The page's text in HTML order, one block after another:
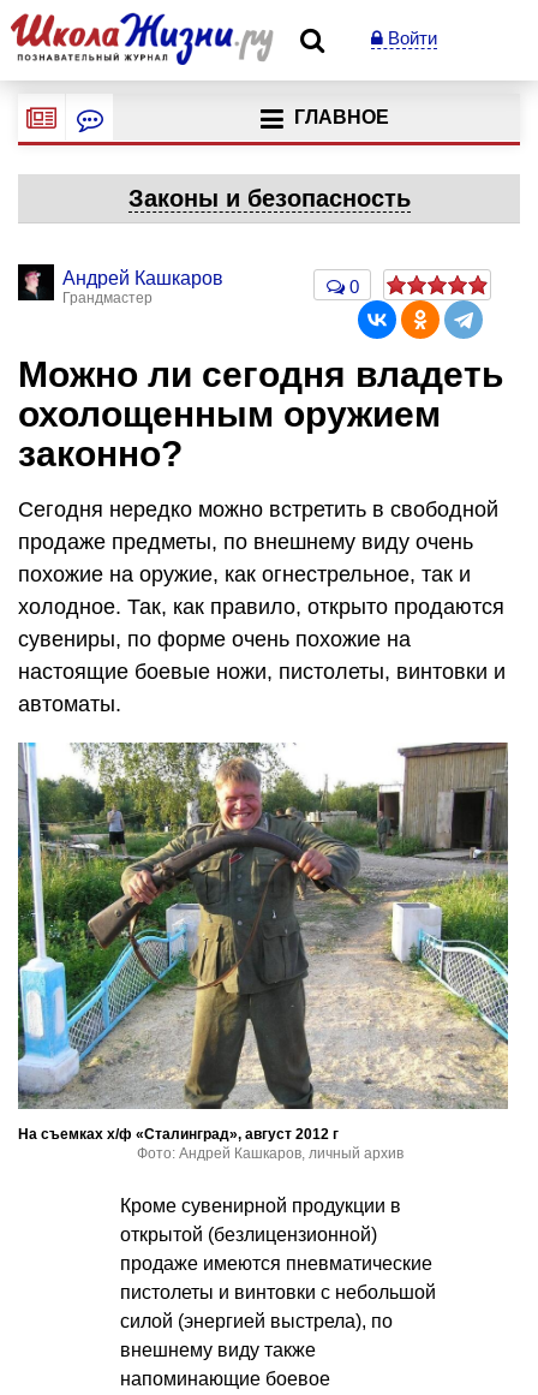
Войти
ГЛАВНОЕ
Законы и безопасность
Андрей Кашкаров
Грандмастер
0
Можно ли сегодня владеть
охолощенным оружием
законно?
Сегодня нередко можно встретить в свободной
продаже предметы, по внешнему виду очень
похожие на оружие, как огнестрельное, так и
холодное. Так, как правило, открыто продаются
сувениры, по форме очень похожие на
настоящие боевые ножи, пистолеты, винтовки и
автоматы.
На съемках х/ф «Сталинград», август 2012 г
Фото: Андрей Кашкаров, личный архив
Кроме сувенирной продукции в
открытой (безлицензионной)
продаже имеются пневматические
пистолеты и винтовки с небольшой
силой (энергией выстрела), по
внешнему виду также
напоминающие боевое